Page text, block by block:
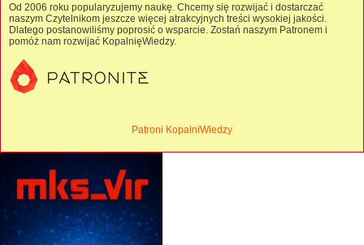
Od 2006 roku popularyzujemy naukę. Chcemy się rozwijać i dostarczać
naszym Czytelnikom jeszcze więcej atrakcyjnych treści wysokiej jakości.
Dlatego postanowiliśmy poprosić o wsparcie. Zostań naszym Patronem i
pomóż nam rozwijać KopalnięWiedzy.
Patroni KopalniWiedzy